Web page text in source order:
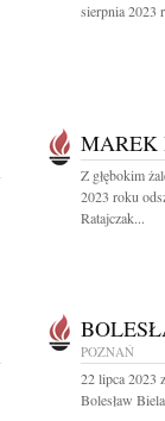
sierpnia 2023
MAREK
Z głębokim
2023 roku
Ratajczak...
POZNAŃ
22 lipca 2023
Bolesław